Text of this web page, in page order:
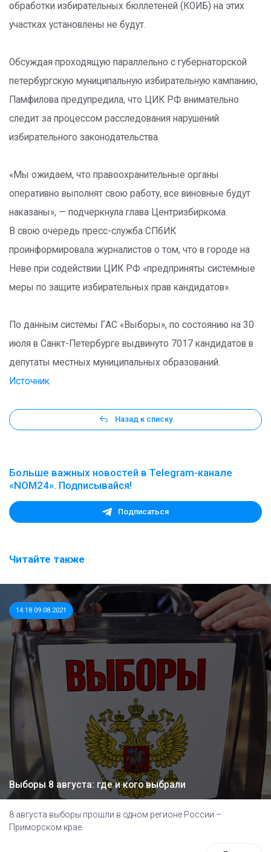
обработки избирательных бюллетеней (КОИБ) на этих
участках установлены не будут.
Обсуждая проходящую параллельно с губернаторской
петербургскую муниципальную избирательную кампанию,
Памфилова предупредила, что ЦИК РФ внимательно
следит за процессом расследования нарушений
избирательного законодательства.
«Мы ожидаем, что правоохранительные органы
оперативно выполнят свою работу, все виновные будут
наказаны», — подчеркнула глава Центризбиркома.
В свою очередь пресс-служба СПбИК
проинформировала журналистов о том, что в городе на
Неве при содействии ЦИК РФ «предприняты системные
меры по защите избирательных прав кандидатов».
По данным системы ГАС «Выборы», по состоянию на 30
июля в Санкт-Петербурге выдвинуто 7017 кандидатов в
депутаты местных муниципальных образований.
Источник
Назад к списку
Больше важных новостей в Telegram-канале
«NOM24». Подписывайся!
Подписаться
Читайте также
14:18 09.08.2021
Выборы 8 августа: где и кого выбрали
8 августа выборы прошли в одном регионе России –
Приморском крае.